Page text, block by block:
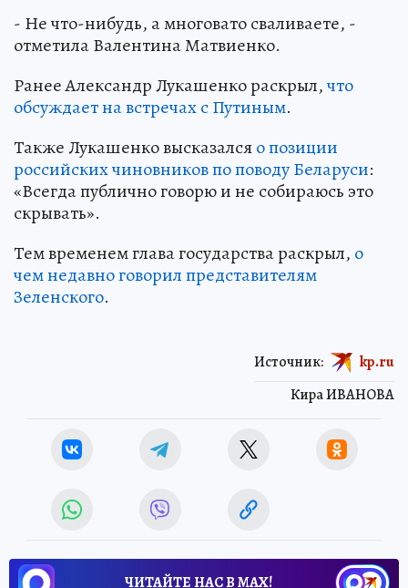
- Не что-нибудь, а многовато сваливаете, -
отметила Валентина Матвиенко.
Ранее Александр Лукашенко раскрыл,что
обсуждает на встречах с Путиным.
Также Лукашенко высказалсяо позиции
российских чиновников по поводу Беларуси:
«Всегда публично говорю и не собираюсь это
скрывать».
Тем временем глава государства раскрыл, о
чем недавно говорил представителям
Зеленского.
Кира ИВАНОВА
Источник: kp.ru
ЧИТАЙТЕ НАС В МАХ!